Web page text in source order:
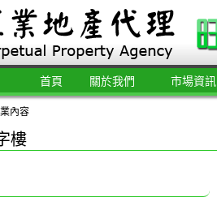
首頁 關於我們 市場資訊
內容
樓